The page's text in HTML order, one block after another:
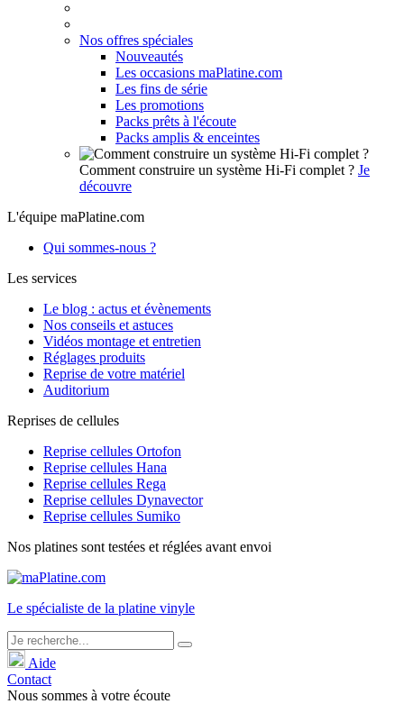
Nos offres spéciales
Nouveautés
Les occasions maPlatine.com
Les fins de série
Les promotions
Packs prêts à l'écoute
Packs amplis & enceintes
Comment construire un système Hi-Fi complet ? Je
découvre
L'équipe maPlatine.com
Qui sommes-nous ?
Les services
Le blog : actus et évènements
Nos conseils et astuces
Vidéos montage et entretien
Réglages produits
Reprise de votre matériel
Auditorium
Reprises de cellules
Reprise cellules Ortofon
Reprise cellules Hana
Reprise cellules Rega
Reprise cellules Dynavector
Reprise cellules Sumiko
Nos platines sont testées et réglées avant envoi
Le spécialiste de la platine vinyle
Aide
Contact
Nous sommes à votre écoute